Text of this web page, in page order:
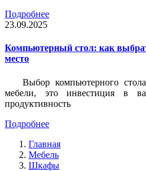
Подробнее
23.09.2025
Компьютерный стол: как
место
Выбор компьютерного
мебели, это инвестиция в
продуктивность
Подробнее
Главная
Мебель
Шкафы